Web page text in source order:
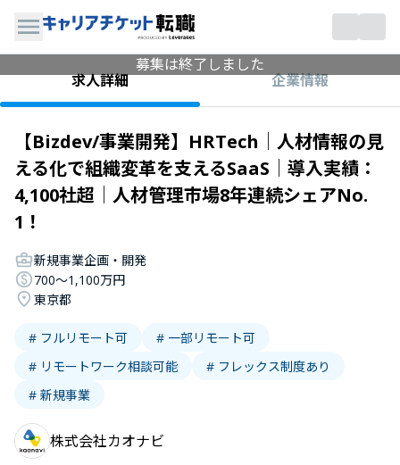
募集は終了しました
求人詳細
企業情報
【Bizdev/事業開発】HRTech│人材情報の見
える化で組織変革を支えるSaaS│導入実績：
4,100社超│人材管理市場8年連続シェアNo.
1！
新規事業企画・開発
700〜1,100万円
東京都
# フルリモート可
# 一部リモート可
# リモートワーク相談可能
# フレックス制度あり
# 新規事業
株式会社カオナビ